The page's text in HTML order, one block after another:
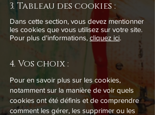
3. Tableau des cookies :
Dans cette section, vous devez mentionner
les cookies que vous utilisez sur votre site.
Pour plus d'informations, cliquez ici.
4. Vos choix :
Pour en savoir plus sur les cookies,
notamment sur la manière de voir quels
cookies ont été définis et de comprendre
comment les gérer, les supprimer ou les